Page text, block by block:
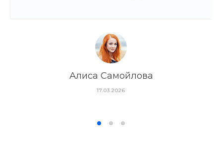
Алиса Самойлова
17.03.2026